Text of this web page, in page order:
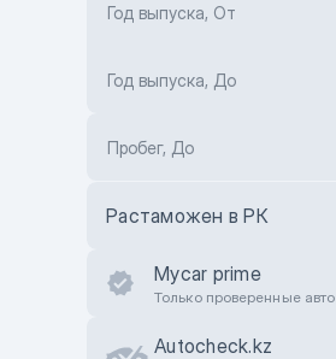
Год выпуска, От
Год выпуска, До
Пробег, До
Растаможен в РК
Mycar prime
Только проверенные авто
Autocheck.kz